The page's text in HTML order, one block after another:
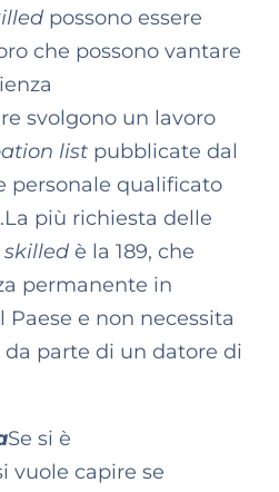
possono essere
che possono vantare
svolgono un lavoro
list pubblicate dal
personale qualificato
La più richiesta delle
skilled è la 189, che
permanente in
e non necessita
da parte di un datore di
Se si è
vuole capire se